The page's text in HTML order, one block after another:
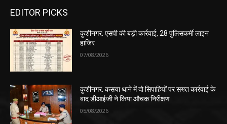
EDITOR PICKS
कुशीनगर: एसपी की बड़ी कार्रवाई, 28 पुलिसकर्मी लाइन
हाजिर
07/08/2026
कुशीनगर: कसया थाने में दो सिपाहियों पर सख्त कार्रवाई के
बाद डीआईजी ने किया औचक निरीक्षण
05/08/2026